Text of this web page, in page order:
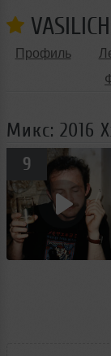
Профиль
Микс: 2016
9